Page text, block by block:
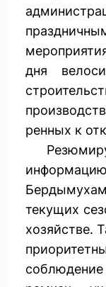
дня
ренных к
текущих
хозяйстве.